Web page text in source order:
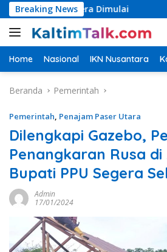
Langsung
ke
konten
Breaking News
Segera Dimulai PKB
Home Nasional IKN Nusantara
Beranda Pemerintah
Pemerintah, Penajam Paser Utara
Dilengkapi Gazebo,
Penangkaran Rusa
Bupati PPU Segera
Admin
17/01/2024